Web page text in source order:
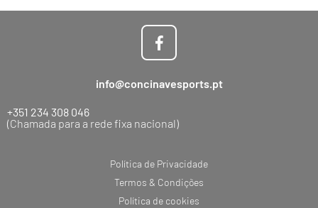
Política de Privacidade
Termos & Condições
Política de cookies
info@concinavesports.pt
+351 234 308 046
(Chamada para a rede fixa nacional)